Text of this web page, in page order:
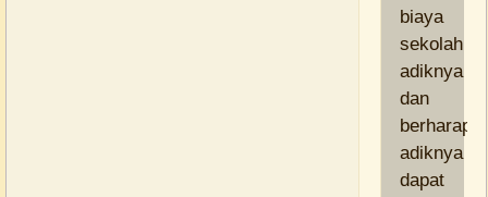
biaya
sekolah
adiknya
dan
berharap
adiknya
dapat